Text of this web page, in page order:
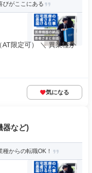
びがここにある
限定可） ＼ 異業種か
気になる
器など)
からの転職OK！